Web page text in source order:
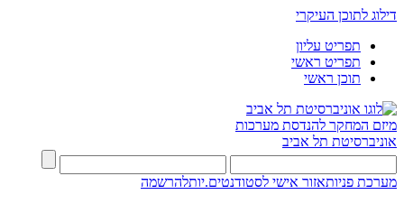
דילוג לתוכן העיקרי
תפריט עליון
תפריט ראשי
תוכן ראשי
מיזם המחקר להנדסת מערכות
אוניברסיטת תל אביב
מערכת פניותאזור אישי לסטודנטים.יותלהרשמה